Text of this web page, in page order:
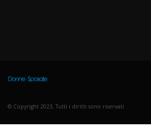
© Copyright 2023, Tutti i diritti sono riservati